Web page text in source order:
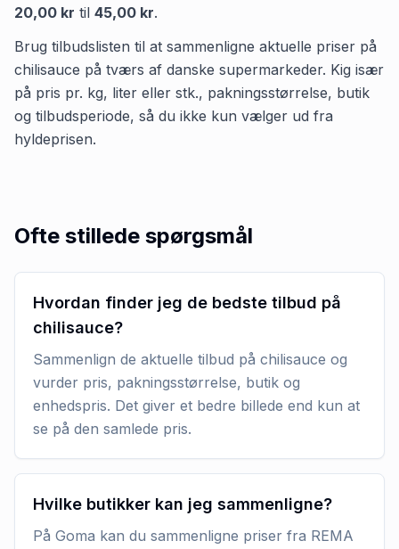
20,00 kr til 45,00 kr.
Brug tilbudslisten til at sammenligne aktuelle priser på
chilisauce på tværs af danske supermarkeder. Kig især
på pris pr. kg, liter eller stk., pakningsstørrelse, butik
og tilbudsperiode, så du ikke kun vælger ud fra
hyldeprisen.
Ofte stillede spørgsmål
Hvordan finder jeg de bedste tilbud på
chilisauce?
Sammenlign de aktuelle tilbud på chilisauce og
vurder pris, pakningsstørrelse, butik og
enhedspris. Det giver et bedre billede end kun at
se på den samlede pris.
Hvilke butikker kan jeg sammenligne?
På Goma kan du sammenligne priser fra REMA